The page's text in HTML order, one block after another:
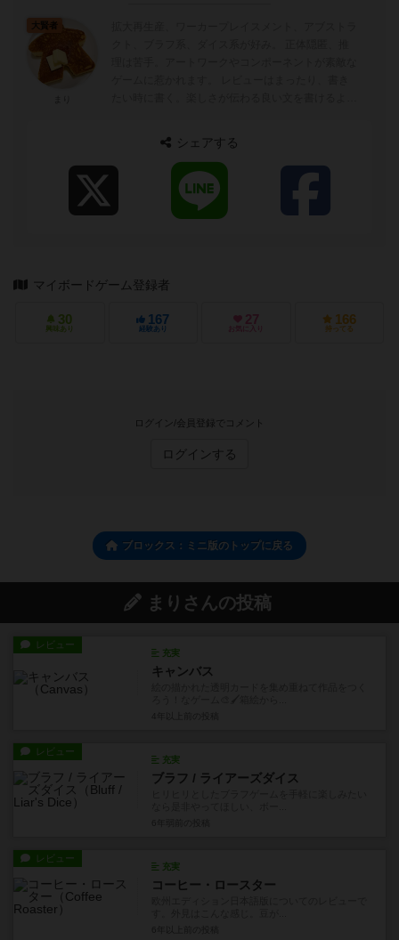
大賢者
シェアする
マイボードゲーム登録者
30
興味あり
167
経験あり
27
お気に入り
166
持ってる
ログイン/会員登録でコメント
ログインする
ブロックス：ミニ版のトップに戻る
まりさんの投稿
レビュー
充実
キャンバス
レビュー
充実
ブラフ / ライアーズダイス
レビュー
充実
コーヒー・ロースター